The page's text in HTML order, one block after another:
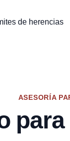
de herencias
ASESORÍA